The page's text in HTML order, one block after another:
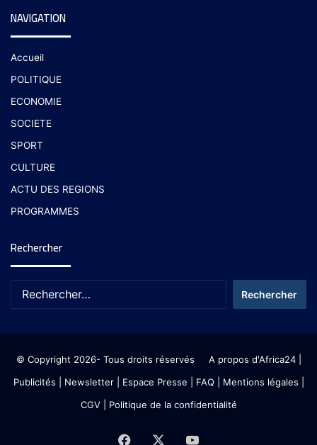
NAVIGATION
Accueil
POLITIQUE
ECONOMIE
SOCIETE
SPORT
CULTURE
ACTU DES REGIONS
PROGRAMMES
Rechercher
© Copyright 2026- Tous droits réservés A propos d'Africa24|
Publicités
Newsletter| Espace Presse | FAQ | Mentions légales
CGV| Politique de la confidentialité